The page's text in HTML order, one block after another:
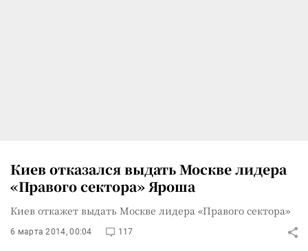
Киев отказался выдать Москве лидера
«Правого сектора» Яроша
Киев откажет выдать Москве лидера «Правого сектора»
6 марта 2014, 00:04 117